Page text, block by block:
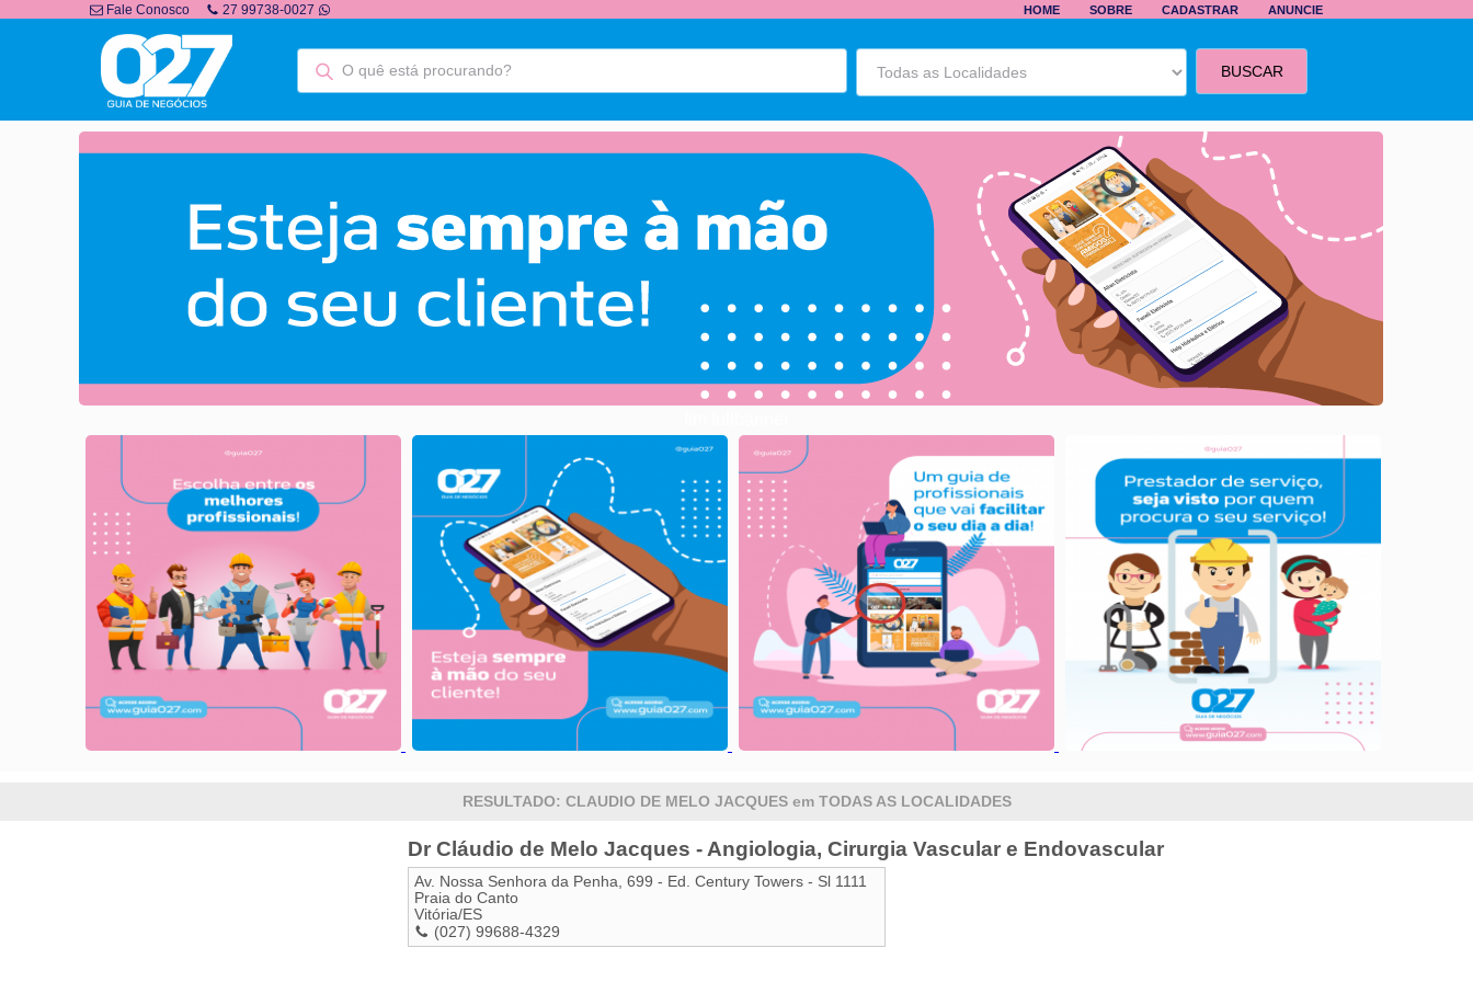
Fale Conosco 27 99738-0027 HOME SOBRE CADASTRAR ANUNCIE
RESULTADO: CLAUDIO DE MELO JACQUES em TODAS AS LOCALIDADES
Dr Cláudio de Melo Jacques - Angiologia, Cirurgia Vascular e Endovascular
Av. Nossa Senhora da Penha, 699 - Ed. Century Towers - Sl 1111
Praia do Canto
Vitória/ES
(027) 99688-4329